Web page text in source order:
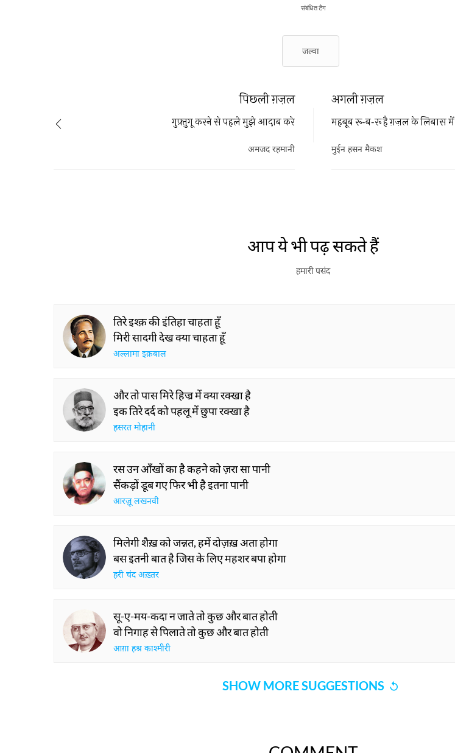
संबंधित टैग
जल्वा
अगली ग़ज़ल
महबूब रू-ब-रू है ग़ज़ल के लिबास में
मुईन हसन मैकश
पिछली ग़ज़ल
गुफ़्तुगू करने से पहले मुझे आदाब करे
अमजद रहमानी
आप ये भी पढ़ सकते हैं
हमारी पसंद
तिरे इश्क़ की इंतिहा चाहता हूँ
मिरी सादगी देख क्या चाहता हूँ
अल्लामा इक़बाल
और तो पास मिरे हिज्र में क्या रक्खा है
इक तिरे दर्द को पहलू में छुपा रक्खा है
हसरत मोहानी
रस उन आँखों का है कहने को ज़रा सा पानी
सैंकड़ों डूब गए फिर भी है इतना पानी
आरज़ू लखनवी
मिलेगी शैख़ को जन्नत, हमें दोज़ख़ अता होगा
बस इतनी बात है जिस के लिए महशर बपा होगा
हरी चंद अख़्तर
सू-ए-मय-कदा न जाते तो कुछ और बात होती
वो निगाह से पिलाते तो कुछ और बात होती
आग़ा हश्र काश्मीरी
SHOW MORE SUGGESTIONS